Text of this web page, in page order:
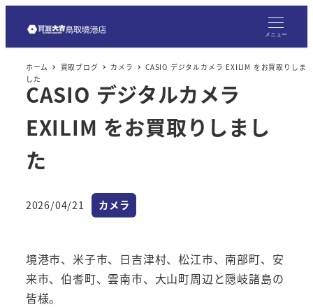
メニュー
ホーム 買取ブログ カメラ
CASIO デジタルカメラ EXILIM をお買取りしま
した
CASIO デジタルカメラ
EXILIM をお買取りしまし
た
投稿日
2026/04/21 カテゴリー
カメラ
境港市、米子市、日吉津村、松江市、南部町、安
来市、伯耆町、雲南市、大山町周辺と隠岐諸島の
皆様。